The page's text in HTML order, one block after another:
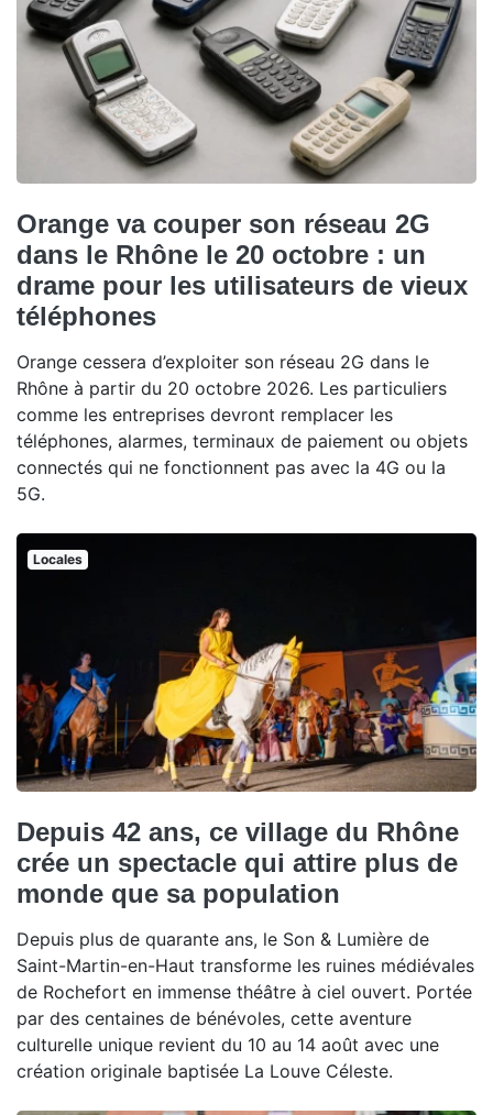
Orange va couper son réseau 2G
dans le Rhône le 20 octobre : un
drame pour les utilisateurs de vieux
téléphones
Orange cessera d’exploiter son réseau 2G dans le
Rhône à partir du 20 octobre 2026. Les particuliers
comme les entreprises devront remplacer les
téléphones, alarmes, terminaux de paiement ou objets
connectés qui ne fonctionnent pas avec la 4G ou la
5G.
Locales
Depuis 42 ans, ce village du Rhône
crée un spectacle qui attire plus de
monde que sa population
Depuis plus de quarante ans, le Son & Lumière de
Saint-Martin-en-Haut transforme les ruines médiévales
de Rochefort en immense théâtre à ciel ouvert. Portée
par des centaines de bénévoles, cette aventure
culturelle unique revient du 10 au 14 août avec une
création originale baptisée La Louve Céleste.